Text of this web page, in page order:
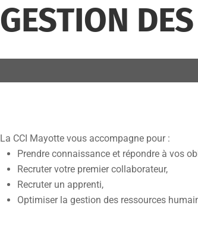
GESTION DES
La CCI Mayotte vous accompagne pour :
Prendre connaissance et répondre à vos
Recruter votre premier collaborateur,
Recruter un apprenti,
Optimiser la gestion des ressources